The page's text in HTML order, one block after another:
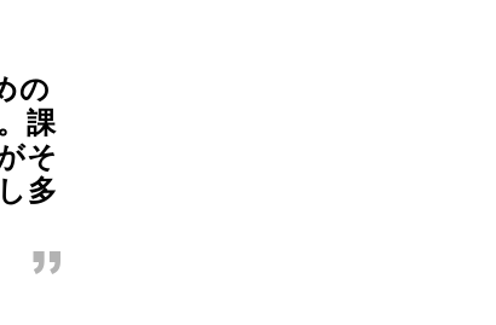
の
課
そ
多
”